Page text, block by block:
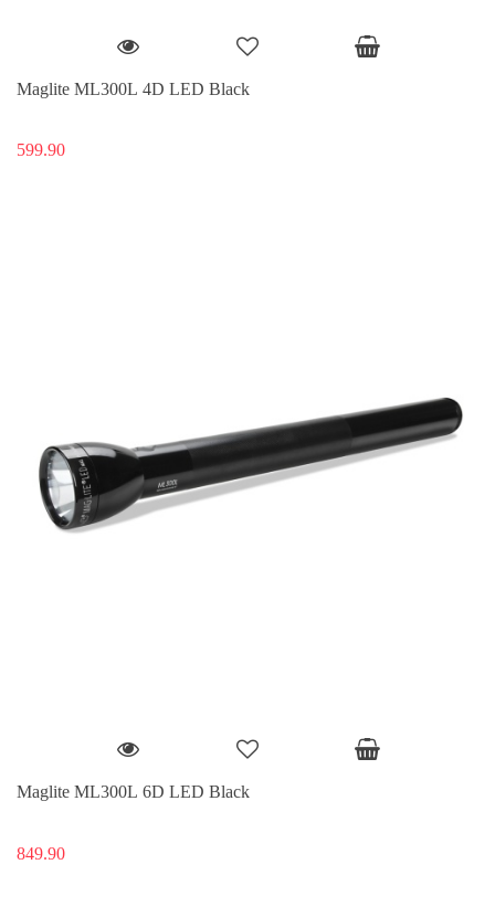
Maglite ML300L 4D LED Black
599.90
Maglite ML300L 6D LED Black
849.90